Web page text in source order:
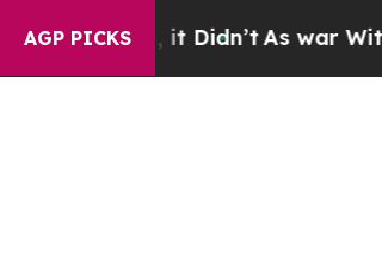
AGP PICKS
As war With Iran Drove oil